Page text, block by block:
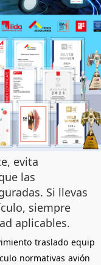
evita
las
Si llevas
siempre
aplicables.
traslado equip
normativas avión